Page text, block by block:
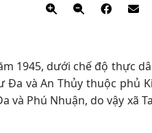
1945, dưới chế độ thực
Đa và An Thủy thuộc phủ
và Phú Nhuận, do vậy xã